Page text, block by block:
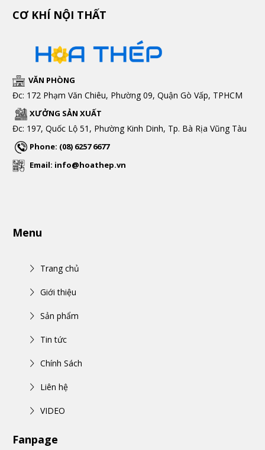
CƠ KHÍ NỘI THẤT
VĂN PHÒNG
Đc: 172 Phạm Văn Chiêu, Phường 09, Quận Gò Vấp, TPHCM
XƯỞNG SẢN XUẤT
Đc: 197, Quốc Lộ 51, Phường Kinh Dinh, Tp. Bà Rịa Vũng Tàu
Phone: (08) 6257 6677
Email: info@hoathep.vn
Menu
Trang chủ
Giới thiệu
Sản phẩm
Tin tức
Chính Sách
Liên hệ
VIDEO
Fanpage